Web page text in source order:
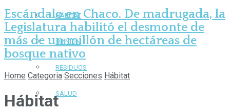
HÁBITAT
OPINIÓN
RESIDUOS
SALUD
Escándalo en Chaco. De madrugada, la
Legislatura habilitó el desmonte de
más de un millón de hectáreas de
bosque nativo
Home Categoria Secciones Hábitat
Hábitat